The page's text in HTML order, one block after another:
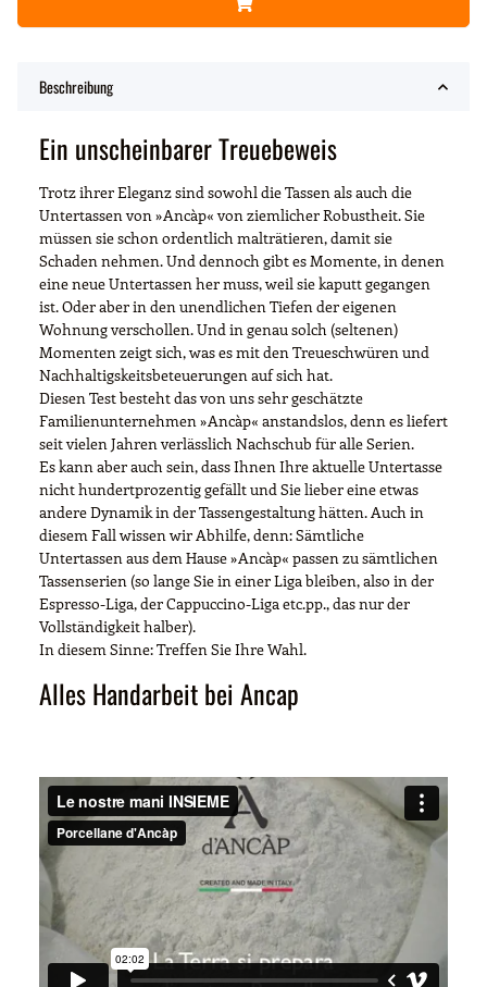
Beschreibung
Ein unscheinbarer Treuebeweis
Trotz ihrer Eleganz sind sowohl die Tassen als auch die
Untertassen von »Ancàp« von ziemlicher Robustheit. Sie
müssen sie schon ordentlich malträtieren, damit sie
Schaden nehmen. Und dennoch gibt es Momente, in denen
eine neue Untertassen her muss, weil sie kaputt gegangen
ist. Oder aber in den unendlichen Tiefen der eigenen
Wohnung verschollen. Und in genau solch (seltenen)
Momenten zeigt sich, was es mit den Treueschwüren und
Nachhaltigskeitsbeteuerungen auf sich hat.
Diesen Test besteht das von uns sehr geschätzte
Familienunternehmen »Ancàp« anstandslos, denn es liefert
seit vielen Jahren verlässlich Nachschub für alle Serien.
Es kann aber auch sein, dass Ihnen Ihre aktuelle Untertasse
nicht hundertprozentig gefällt und Sie lieber eine etwas
andere Dynamik in der Tassengestaltung hätten. Auch in
diesem Fall wissen wir Abhilfe, denn: Sämtliche
Untertassen aus dem Hause »Ancàp« passen zu sämtlichen
Tassenserien (so lange Sie in einer Liga bleiben, also in der
Espresso-Liga, der Cappuccino-Liga etc.pp., das nur der
Vollständigkeit halber).
In diesem Sinne: Treffen Sie Ihre Wahl.
Alles Handarbeit bei Ancap